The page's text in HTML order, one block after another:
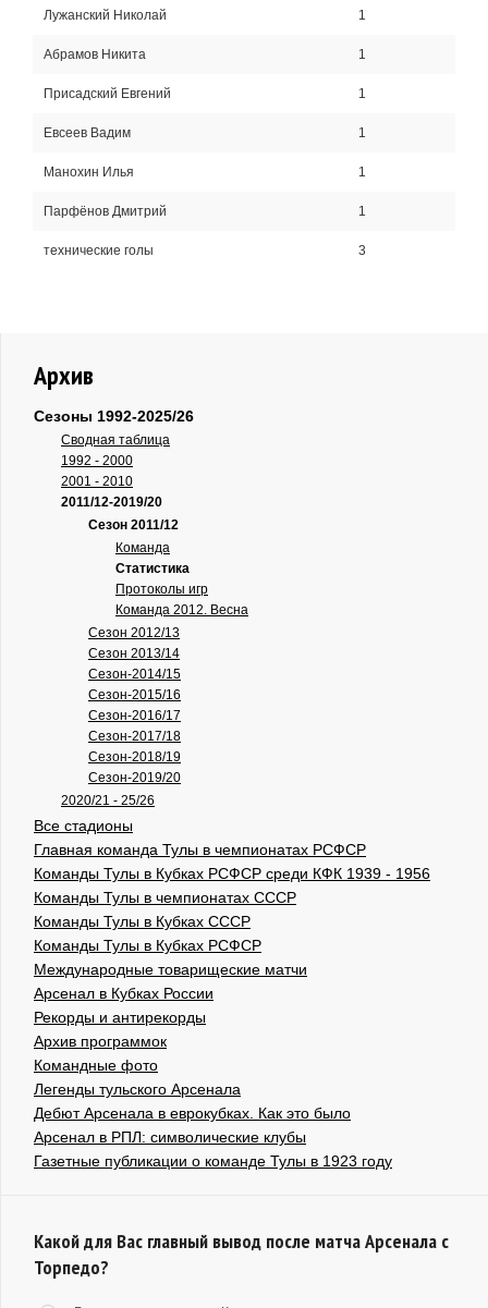
Лужанский Николай 1
Абрамов Никита 1
Присадский Евгений 1
Евсеев Вадим 1
Манохин Илья 1
Парфёнов Дмитрий 1
технические голы 3
Архив
Сезоны 1992-2025/26
Сводная таблица
1992 - 2000
2001 - 2010
2011/12-2019/20
Сезон 2011/12
Команда
Статистика
Протоколы игр
Команда 2012. Весна
Сезон 2012/13
Сезон 2013/14
Сезон-2014/15
Сезон-2015/16
Сезон-2016/17
Сезон-2017/18
Сезон-2018/19
Сезон-2019/20
2020/21 - 25/26
Все стадионы
Главная команда Тулы в чемпионатах РСФСР
Команды Тулы в Кубках РСФСР среди КФК 1939 - 1956
Команды Тулы в чемпионатах СССР
Команды Тулы в Кубках СССР
Команды Тулы в Кубках РСФСР
Международные товарищеские матчи
Арсенал в Кубках России
Рекорды и антирекорды
Архив программок
Командные фото
Легенды тульского Арсенала
Дебют Арсенала в еврокубках. Как это было
Арсенал в РПЛ: символические клубы
Газетные публикации о команде Тулы в 1923 году
Какой для Вас главный вывод после матча Арсенала с
Торпедо?